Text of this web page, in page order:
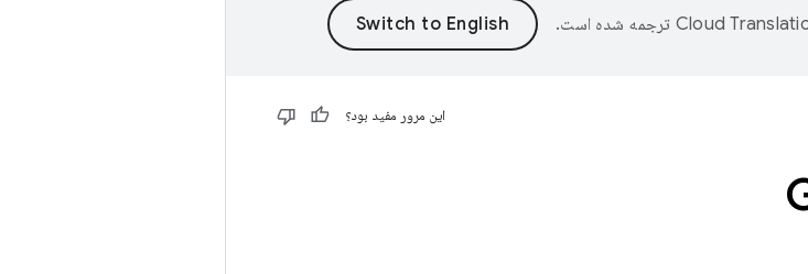
ترجمه شده است.
این مرور مفید بود؟